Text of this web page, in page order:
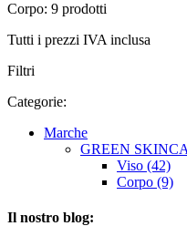
Corpo: 9 prodotti
Tutti i prezzi IVA inclusa
Filtri
Categorie:
Marche
GREEN
Viso (42)
Corpo (9)
Il nostro blog: